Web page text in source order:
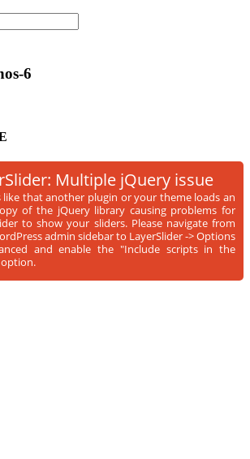
6
Multiple jQuery issue
like that another plugin or your theme loads an
of the jQuery library causing problems for
to show your sliders. Please navigate from
admin sidebar to LayerSlider -> Options
and enable the "Include scripts in the